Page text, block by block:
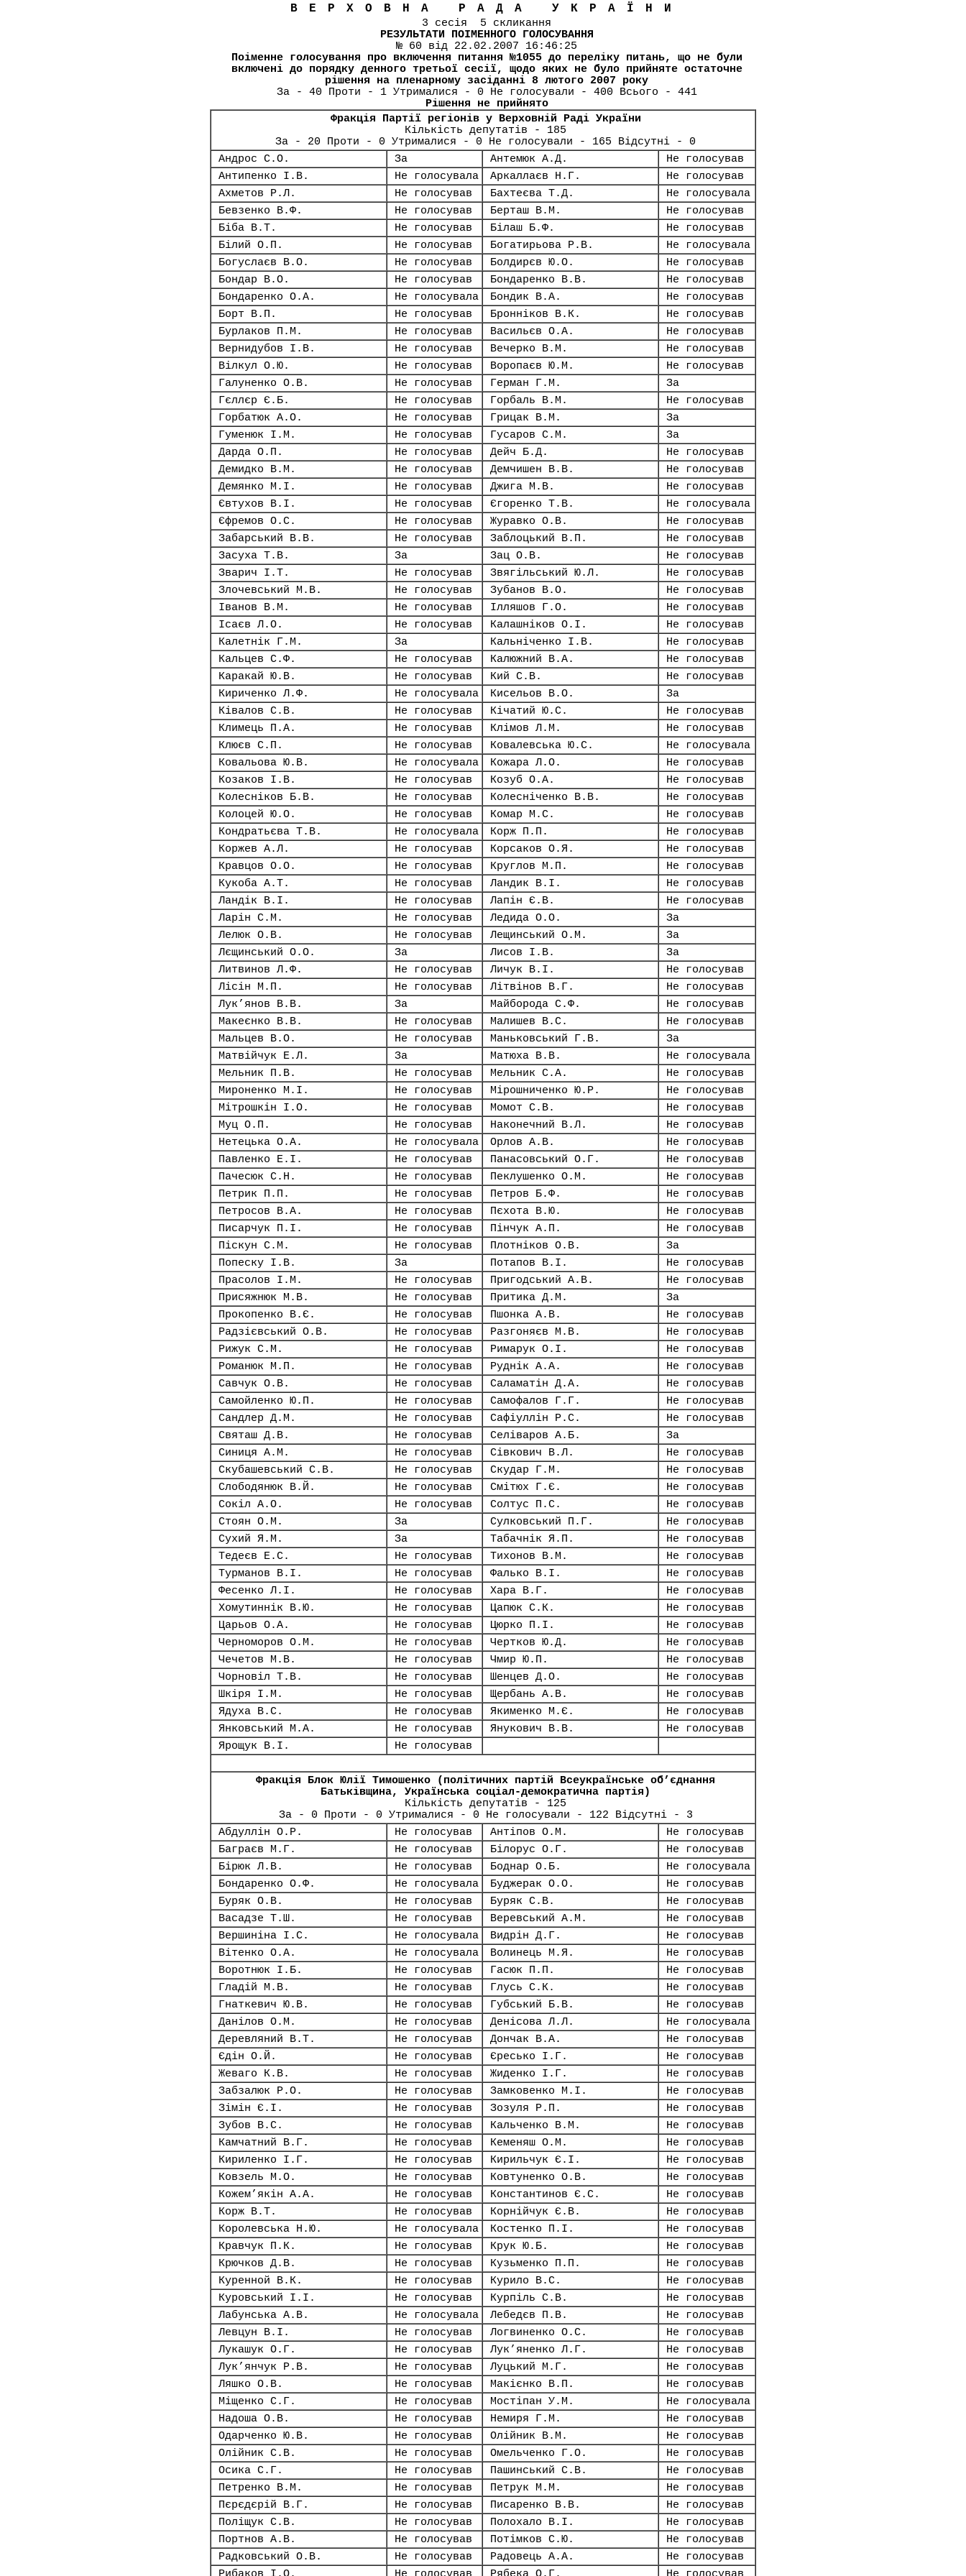
ВЕРХОВНА РАДА УКРАЇНИ
3 сесія 5 скликання
РЕЗУЛЬТАТИ ПОІМЕННОГО ГОЛОСУВАННЯ
№ 60 від 22.02.2007 16:46:25
Поіменне голосування про включення питання №1055 до переліку питань, що не були
включені до порядку денного третьої сесії, щодо яких не було прийняте остаточне
рішення на пленарному засіданні 8 лютого 2007 року
За - 40 Проти - 1 Утрималися - 0 Не голосували - 400 Всього - 441
Рішення не прийнято
Фракція Партії регіонів у Верховній Раді України
Кількість депутатів - 185
За - 20 Проти - 0 Утрималися - 0 Не голосували - 165 Відсутні - 0
Андрос С.О.
За Антемюк А.Д.
Не голосував
Антипенко І.В.
Не голосувала Аркаллаєв Н.Г.
Не голосував
Ахметов Р.Л.
Не голосував Бахтеєва Т.Д.
Не голосувала
Бевзенко В.Ф.
Не голосував Берташ В.М.
Не голосував
Біба В.Т.
Не голосував Білаш Б.Ф.
Не голосував
Білий О.П.
Не голосував Богатирьова Р.В.
Не голосувала
Богуслаєв В.О.
Не голосував Болдирєв Ю.О.
Не голосував
Бондар В.О.
Не голосував Бондаренко В.В.
Не голосував
Бондаренко О.А.
Не голосувала Бондик В.А.
Не голосував
Борт В.П.
Не голосував Бронніков В.К.
Не голосував
Бурлаков П.М.
Не голосував Васильєв О.А.
Не голосував
Вернидубов І.В.
Не голосував Вечерко В.М.
Не голосував
Вілкул О.Ю.
Не голосував Воропаєв Ю.М.
Не голосував
Галуненко О.В.
Не голосував Герман Г.М.
За
Гєллєр Є.Б.
Не голосував Горбаль В.М.
Не голосував
Горбатюк А.О.
Не голосував Грицак В.М.
За
Гуменюк І.М.
Не голосував Гусаров С.М.
За
Дарда О.П.
Не голосував Дейч Б.Д.
Не голосував
Демидко В.М.
Не голосував Демчишен В.В.
Не голосував
Демянко М.І.
Не голосував Джига М.В.
Не голосував
Євтухов В.І.
Не голосував Єгоренко Т.В.
Не голосувала
Єфремов О.С.
Не голосував Журавко О.В.
Не голосував
Забарський В.В.
Не голосував Заблоцький В.П.
Не голосував
Засуха Т.В.
За Зац О.В.
Не голосував
Зварич І.Т.
Не голосував Звягільський Ю.Л.
Не голосував
Злочевський М.В.
Не голосував Зубанов В.О.
Не голосував
Іванов В.М.
Не голосував Ілляшов Г.О.
Не голосував
Ісаєв Л.О.
Не голосував Калашніков О.І.
Не голосував
Калетнік Г.М.
За Кальніченко І.В.
Не голосував
Кальцев С.Ф.
Не голосував Калюжний В.А.
Не голосував
Каракай Ю.В.
Не голосував Кий С.В.
Не голосував
Кириченко Л.Ф.
Не голосувала Кисельов В.О.
За
Ківалов С.В.
Не голосував Кічатий Ю.С.
Не голосував
Климець П.А.
Не голосував Клімов Л.М.
Не голосував
Клюєв С.П.
Не голосував Ковалевська Ю.С.
Не голосувала
Ковальова Ю.В.
Не голосувала Кожара Л.О.
Не голосував
Козаков І.В.
Не голосував Козуб О.А.
Не голосував
Колесніков Б.В.
Не голосував Колесніченко В.В.
Не голосував
Колоцей Ю.О.
Не голосував Комар М.С.
Не голосував
Кондратьєва Т.В.
Не голосувала Корж П.П.
Не голосував
Коржев А.Л.
Не голосував Корсаков О.Я.
Не голосував
Кравцов О.О.
Не голосував Круглов М.П.
Не голосував
Кукоба А.Т.
Не голосував Ландик В.І.
Не голосував
Ландік В.І.
Не голосував Лапін Є.В.
Не голосував
Ларін С.М.
Не голосував Ледида О.О.
За
Лелюк О.В.
Не голосував Лещинський О.М.
За
Лєщинський О.О.
За Лисов І.В.
За
Литвинов Л.Ф.
Не голосував Личук В.І.
Не голосував
Лісін М.П.
Не голосував Літвінов В.Г.
Не голосував
Лук’янов В.В.
За Майборода С.Ф.
Не голосував
Макеєнко В.В.
Не голосував Малишев В.С.
Не голосував
Мальцев В.О.
Не голосував Маньковський Г.В.
За
Матвійчук Е.Л.
За Матюха В.В.
Не голосувала
Мельник П.В.
Не голосував Мельник С.А.
Не голосував
Мироненко М.І.
Не голосував Мірошниченко Ю.Р.
Не голосував
Мітрошкін І.О.
Не голосував Момот С.В.
Не голосував
Муц О.П.
Не голосував Наконечний В.Л.
Не голосував
Нетецька О.А.
Не голосувала Орлов А.В.
Не голосував
Павленко Е.І.
Не голосував Панасовський О.Г.
Не голосував
Пачесюк С.Н.
Не голосував Пеклушенко О.М.
Не голосував
Петрик П.П.
Не голосував Петров Б.Ф.
Не голосував
Петросов В.А.
Не голосував Пєхота В.Ю.
Не голосував
Писарчук П.І.
Не голосував Пінчук А.П.
Не голосував
Піскун С.М.
Не голосував Плотніков О.В.
За
Попеску І.В.
За Потапов В.І.
Не голосував
Прасолов І.М.
Не голосував Пригодський А.В.
Не голосував
Присяжнюк М.В.
Не голосував Притика Д.М.
За
Прокопенко В.Є.
Не голосував Пшонка А.В.
Не голосував
Радзієвський О.В.
Не голосував Разгоняєв М.В.
Не голосував
Рижук С.М.
Не голосував Римарук О.І.
Не голосував
Романюк М.П.
Не голосував Руднік А.А.
Не голосував
Савчук О.В.
Не голосував Саламатін Д.А.
Не голосував
Самойленко Ю.П.
Не голосував Самофалов Г.Г.
Не голосував
Сандлер Д.М.
Не голосував Сафіуллін Р.С.
Не голосував
Святаш Д.В.
Не голосував Селіваров А.Б.
За
Синиця А.М.
Не голосував Сівкович В.Л.
Не голосував
Скубашевський С.В.
Не голосував Скудар Г.М.
Не голосував
Слободянюк В.Й.
Не голосував Смітюх Г.Є.
Не голосував
Сокіл А.О.
Не голосував Солтус П.С.
Не голосував
Стоян О.М.
За Сулковський П.Г.
Не голосував
Сухий Я.М.
За Табачнік Я.П.
Не голосував
Тедеєв Е.С.
Не голосував Тихонов В.М.
Не голосував
Турманов В.І.
Не голосував Фалько В.І.
Не голосував
Фесенко Л.І.
Не голосував Хара В.Г.
Не голосував
Хомутиннік В.Ю.
Не голосував Цапюк С.К.
Не голосував
Царьов О.А.
Не голосував Цюрко П.І.
Не голосував
Черноморов О.М.
Не голосував Чертков Ю.Д.
Не голосував
Чечетов М.В.
Не голосував Чмир Ю.П.
Не голосував
Чорновіл Т.В.
Не голосував Шенцев Д.О.
Не голосував
Шкіря І.М.
Не голосував Щербань А.В.
Не голосував
Ядуха В.С.
Не голосував Якименко М.Є.
Не голосував
Янковський М.А.
Не голосував Янукович В.В.
Не голосував
Ярощук В.І.
Не голосував
Фракція Блок Юлії Тимошенко (політичних партій Всеукраїнське об’єднання
Батьківщина, Українська соціал-демократична партія)
Кількість депутатів - 125
За - 0 Проти - 0 Утрималися - 0 Не голосували - 122 Відсутні - 3
Абдуллін О.Р.
Не голосував Антіпов О.М.
Не голосував
Баграєв М.Г.
Не голосував Білорус О.Г.
Не голосував
Бірюк Л.В.
Не голосував Боднар О.Б.
Не голосувала
Бондаренко О.Ф.
Не голосувала Буджерак О.О.
Не голосував
Буряк О.В.
Не голосував Буряк С.В.
Не голосував
Васадзе Т.Ш.
Не голосував Веревський А.М.
Не голосував
Вершиніна І.С.
Не голосувала Видрін Д.Г.
Не голосував
Вітенко О.А.
Не голосувала Волинець М.Я.
Не голосував
Воротнюк І.Б.
Не голосував Гасюк П.П.
Не голосував
Гладій М.В.
Не голосував Глусь С.К.
Не голосував
Гнаткевич Ю.В.
Не голосував Губський Б.В.
Не голосував
Данілов О.М.
Не голосував Денісова Л.Л.
Не голосувала
Деревляний В.Т.
Не голосував Дончак В.А.
Не голосував
Єдін О.Й.
Не голосував Єресько І.Г.
Не голосував
Жеваго К.В.
Не голосував Жиденко І.Г.
Не голосував
Забзалюк Р.О.
Не голосував Замковенко М.І.
Не голосував
Зімін Є.І.
Не голосував Зозуля Р.П.
Не голосував
Зубов В.С.
Не голосував Кальченко В.М.
Не голосував
Камчатний В.Г.
Не голосував Кеменяш О.М.
Не голосував
Кириленко І.Г.
Не голосував Кирильчук Є.І.
Не голосував
Ковзель М.О.
Не голосував Ковтуненко О.В.
Не голосував
Кожем’якін А.А.
Не голосував Константинов Є.С.
Не голосував
Корж В.Т.
Не голосував Корнійчук Є.В.
Не голосував
Королевська Н.Ю.
Не голосувала Костенко П.І.
Не голосував
Кравчук П.К.
Не голосував Крук Ю.Б.
Не голосував
Крючков Д.В.
Не голосував Кузьменко П.П.
Не голосував
Куренной В.К.
Не голосував Курило В.С.
Не голосував
Куровський І.І.
Не голосував Курпіль С.В.
Не голосував
Лабунська А.В.
Не голосувала Лебедєв П.В.
Не голосував
Левцун В.І.
Не голосував Логвиненко О.С.
Не голосував
Лукашук О.Г.
Не голосував Лук’яненко Л.Г.
Не голосував
Лук’янчук Р.В.
Не голосував Луцький М.Г.
Не голосував
Ляшко О.В.
Не голосував Макієнко В.П.
Не голосував
Міщенко С.Г.
Не голосував Мостіпан У.М.
Не голосувала
Надоша О.В.
Не голосував Немиря Г.М.
Не голосував
Одарченко Ю.В.
Не голосував Олійник В.М.
Не голосував
Олійник С.В.
Не голосував Омельченко Г.О.
Не голосував
Осика С.Г.
Не голосував Пашинський С.В.
Не голосував
Петренко В.М.
Не голосував Петрук М.М.
Не голосував
Пєрєдєрій В.Г.
Не голосував Писаренко В.В.
Не голосував
Поліщук С.В.
Не голосував Полохало В.І.
Не голосував
Портнов А.В.
Не голосував Потімков С.Ю.
Не голосував
Радковський О.В.
Не голосував Радовець А.А.
Не голосував